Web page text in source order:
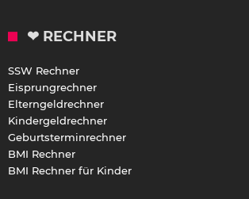
❤ RECHNER
SSW Rechner
Eisprungrechner
Elterngeldrechner
Kindergeldrechner
Geburtsterminrechner
BMI Rechner
BMI Rechner für Kinder